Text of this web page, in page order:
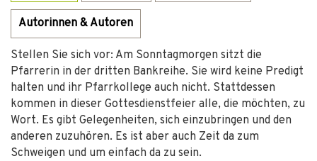
Autorinnen & Autoren
Stellen Sie sich vor: Am Sonntagmorgen sitzt die
Pfarrerin in der dritten Bankreihe. Sie wird keine Predigt
halten und ihr Pfarrkollege auch nicht. Stattdessen
kommen in dieser Gottesdienstfeier alle, die möchten, zu
Wort. Es gibt Gelegenheiten, sich einzubringen und den
anderen zuzuhören. Es ist aber auch Zeit da zum
Schweigen und um einfach da zu sein.